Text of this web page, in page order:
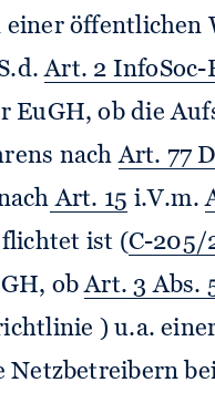
einer öffentlichen
Art. 2 InfoSoc-
EuGH, ob die
nachArt. 77
Art. 15 i.V.m.
ist (C-205/
obArt. 3 Abs.
) u.a.
Netzbetreibern